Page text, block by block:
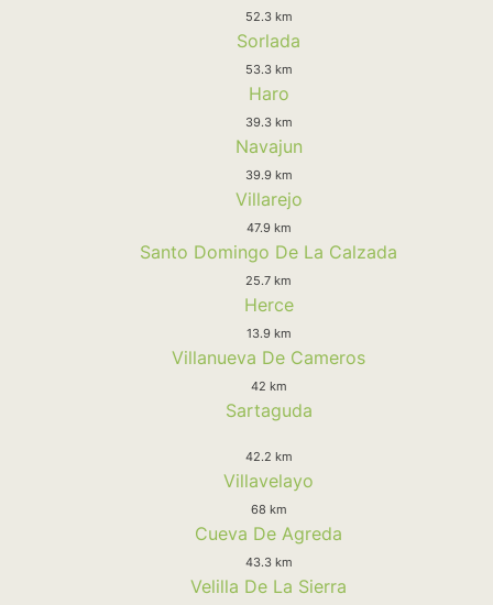
52.3 km
Sorlada
53.3 km
Haro
39.3 km
Navajun
39.9 km
Villarejo
47.9 km
Santo Domingo De La Calzada
25.7 km
Herce
13.9 km
Villanueva De Cameros
42 km
Sartaguda
42.2 km
Villavelayo
68 km
Cueva De Agreda
43.3 km
Velilla De La Sierra